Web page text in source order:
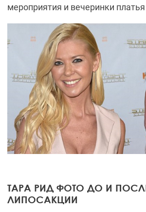
мероприятия и вечеринки платья
ТАРА РИД ФОТО ДО И
ЛИПОСАКЦИИ